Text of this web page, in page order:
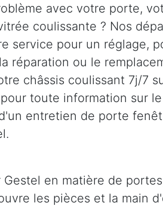
avec votre porte,
coulissante ? Nos
service pour un réglage,
réparation ou le
châssis coulissant 7j/7
toute information sur
entretien de porte
en matière de
les pièces et la main